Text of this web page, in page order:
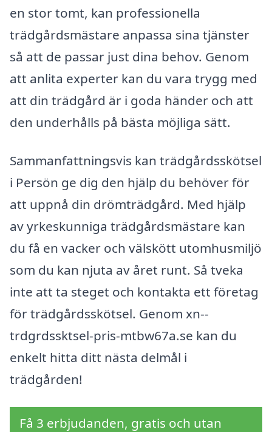
en stor tomt, kan professionella
trädgårdsmästare anpassa sina tjänster
så att de passar just dina behov. Genom
att anlita experter kan du vara trygg med
att din trädgård är i goda händer och att
den underhålls på bästa möjliga sätt.
Sammanfattningsvis kan trädgårdsskötsel
i Persön ge dig den hjälp du behöver för
att uppnå din drömträdgård. Med hjälp
av yrkeskunniga trädgårdsmästare kan
du få en vacker och välskött utomhusmiljö
som du kan njuta av året runt. Så tveka
inte att ta steget och kontakta ett företag
för trädgårdsskötsel. Genom xn--
trdgrdssktsel-pris-mtbw67a.se kan du
enkelt hitta ditt nästa delmål i
trädgården!
Få 3 erbjudanden, gratis och utan